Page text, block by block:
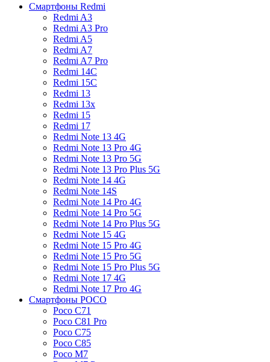
Смартфоны Redmi
Redmi A3
Redmi A3 Pro
Redmi A5
Redmi A7
Redmi A7 Pro
Redmi 14C
Redmi 15C
Redmi 13
Redmi 13x
Redmi 15
Redmi 17
Redmi Note 13 4G
Redmi Note 13 Pro 4G
Redmi Note 13 Pro 5G
Redmi Note 13 Pro Plus 5G
Redmi Note 14 4G
Redmi Note 14S
Redmi Note 14 Pro 4G
Redmi Note 14 Pro 5G
Redmi Note 14 Pro Plus 5G
Redmi Note 15 4G
Redmi Note 15 Pro 4G
Redmi Note 15 Pro 5G
Redmi Note 15 Pro Plus 5G
Redmi Note 17 4G
Redmi Note 17 Pro 4G
Смартфоны POCO
Poco C71
Poco C81 Pro
Poco C75
Poco C85
Poco M7